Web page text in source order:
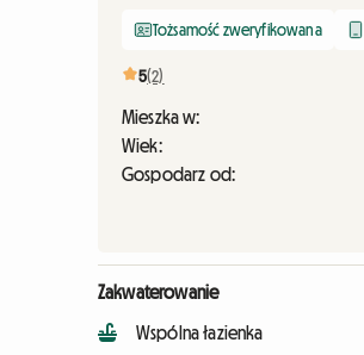
Tożsamość zweryfikowana
5(2)
Mieszka w:
Wiek:
Gospodarz od:
Zakwaterowanie
Wspólna łazienka